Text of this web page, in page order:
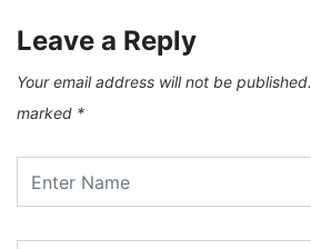
Leave a Reply
Your email address will not be published.
marked *